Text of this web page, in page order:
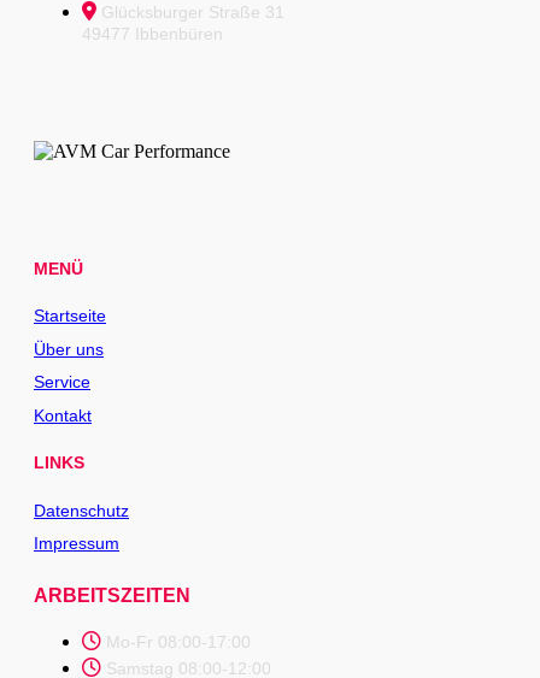
Glücksburger Straße 31
49477 Ibbenbüren
MENÜ
Startseite
Über uns
Service
Kontakt
LINKS
Datenschutz
Impressum
ARBEITSZEITEN
Mo-Fr 08:00-17:00
Samstag 08:00-12:00